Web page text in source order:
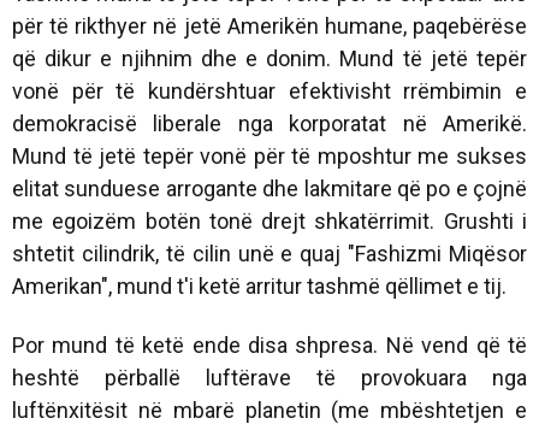
për të rikthyer në jetë Amerikën humane, paqebërëse
që dikur e njihnim dhe e donim. Mund të jetë tepër
vonë për të kundërshtuar efektivisht rrëmbimin e
demokracisë liberale nga korporatat në Amerikë.
Mund të jetë tepër vonë për të mposhtur me sukses
elitat sunduese arrogante dhe lakmitare që po e çojnë
me egoizëm botën tonë drejt shkatërrimit. Grushti i
shtetit cilindrik, të cilin unë e quaj "Fashizmi Miqësor
Amerikan", mund t'i ketë arritur tashmë qëllimet e tij.
Por mund të ketë ende disa shpresa. Në vend që të
heshtë përballë luftërave të provokuara nga
luftënxitësit në mbarë planetin (me mbështetjen e